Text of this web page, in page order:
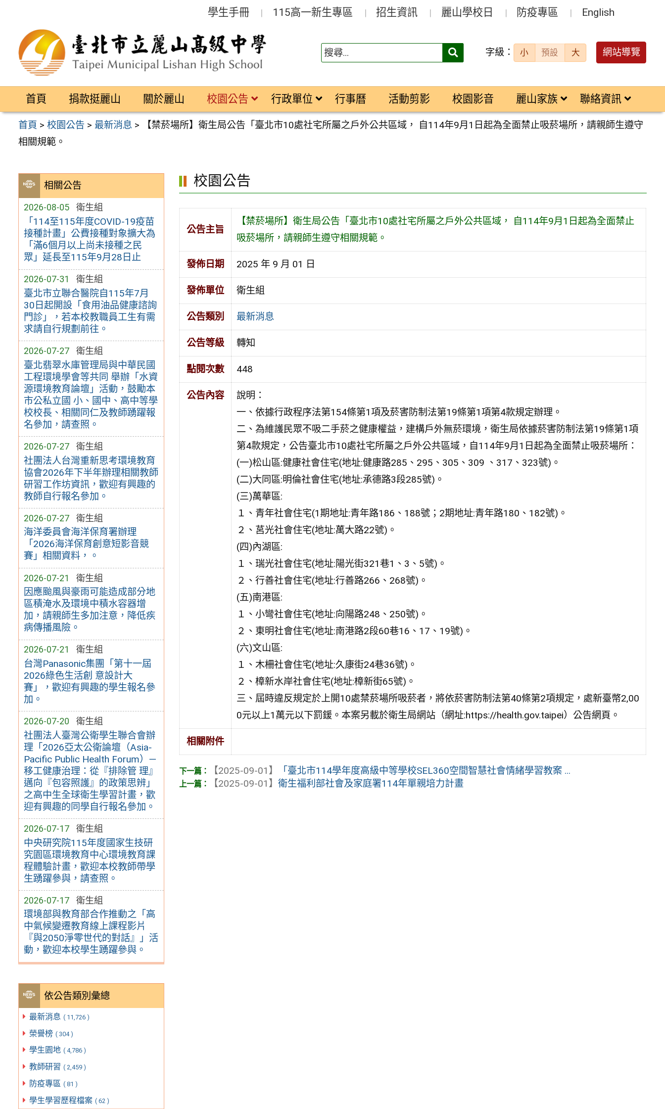
區
學生手冊 115高一新生專區 招生資訊 麗山學校日 防疫專區 English
搜
字級： 小 預設 大 網站導覽
首頁 捐款挺麗山 關於麗山 校園公告 行政單位 行事曆 活動剪影 校園影音 麗山家族 聯絡資訊
首頁 >校園公告 > 最新消息 >
【禁菸場所】衛生局公告「臺北市10處社宅所屬之戶外公共區域， 自114年9月1日起為全面禁止吸菸場所，請親師生遵守
相關規範。
相關公告
2026-08-05 衛生組
「114至115年度COVID-19疫苗
接種計畫」公費接種對象擴大為
「滿6個月以上尚未接種之民
眾」延長至115年9月28日止
2026-07-31 衛生組
臺北市立聯合醫院自115年7月
30日起開設「食用油品健康諮詢
門診」，若本校教職員工生有需
求請自行規劃前往。
2026-07-27 衛生組
臺北翡翠水庫管理局與中華民國
工程環境學會等共同 舉辦「水資
源環境教育論壇」活動，鼓勵本
市公私立國 小、國中、高中等學
校校長、相關同仁及教師踴躍報
名參加，請查照。
2026-07-27 衛生組
社團法人台灣重新思考環境教育
協會2026年下半年辦理相關教師
研習工作坊資訊，歡迎有興趣的
教師自行報名參加。
2026-07-27 衛生組
海洋委員會海洋保育署辦理
「2026海洋保育創意短影音競
賽」相關資料，。
2026-07-21 衛生組
因應颱風與豪雨可能造成部分地
區積淹水及環境中積水容器增
加，請親師生多加注意，降低疾
病傳播風險。
2026-07-21 衛生組
台灣Panasonic集團「第十一屆
2026綠色生活創 意設計大
賽」，歡迎有興趣的學生報名參
加。
2026-07-20 衛生組
社團法人臺灣公衛學生聯合會辦
理「2026亞太公衛論壇（Asia-
Pacific Public Health Forum）—
移工健康治理：從『排除管 理』
邁向『包容照護』的政策思辨」
之高中生全球衛生學習計畫，歡
迎有興趣的同學自行報名參加。
2026-07-17 衛生組
中央研究院115年度國家生技研
究園區環境教育中心環境教育課
程體驗計畫，歡迎本校教師帶學
生踴躍參與，請查照。
2026-07-17 衛生組
環境部與教育部合作推動之「高
中氣候變遷教育線上課程影片
『與2050淨零世代的對話』」活
動，歡迎本校學生踴躍參與。
依公告類別彙總
最新消息 ( 11,726 )
榮譽榜 ( 304 )
學生園地 ( 4,786 )
教師研習 ( 2,459 )
防疫專區 ( 81 )
學生學習歷程檔案 ( 62 )
校園公告
公告主旨
【禁菸場所】衛生局公告「臺北市10處社宅所屬之戶外公共區域， 自114年9月1日起為全面禁止
吸菸場所，請親師生遵守相關規範。
發佈日期 2025 年 9 月 01 日
發佈單位 衛生組
公告類別 最新消息
公告等級 轉知
點閱次數 448
公告內容
說明：
一、依據行政程序法第154條第1項及菸害防制法第19條第1項第4款規定辦理。
二、為維護民眾不吸二手菸之健康權益，建構戶外無菸環境，衛生局依據菸害防制法第19條第1項
第4款規定，公告臺北市10處社宅所屬之戶外公共區域，自114年9月1日起為全面禁止吸菸場所：
(一)松山區:健康社會住宅(地址:健康路285、295、305、309 、317、323號)。
(二)大同區:明倫社會住宅(地址:承德路3段285號)。
(三)萬華區:
１、青年社會住宅(1期地址:青年路186、188號；2期地址:青年路180、182號)。
２、莒光社會住宅(地址:萬大路22號)。
(四)內湖區:
１、瑞光社會住宅(地址:陽光街321巷1、3、5號)。
２、行善社會住宅(地址:行善路266、268號)。
(五)南港區:
１、小彎社會住宅(地址:向陽路248、250號)。
２、東明社會住宅(地址:南港路2段60巷16、17、19號)。
(六)文山區:
１、木柵社會住宅(地址:久康街24巷36號)。
２、樟新水岸社會住宅(地址:樟新街65號)。
三、屆時違反規定於上開10處禁菸場所吸菸者，將依菸害防制法第40條第2項規定，處新臺幣2,00
0元以上1萬元以下罰鍰。本案另載於衛生局網站（網址:https://health.gov.taipei）公告網頁。
相關附件
【2025-09-01】
「臺北市114學年度高級中等學校SEL360空間智慧社會情緒學習教案 ...
【2025-09-01】衛生福利部社會及家庭署114年單親培力計畫